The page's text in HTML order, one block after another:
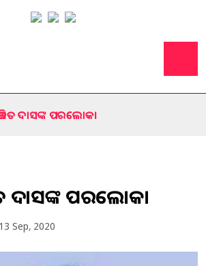
ଦାସଙ୍କ ପରଲୋକ।
ଦାସଙ୍କ ପରଲୋକ।
13 Sep, 2020